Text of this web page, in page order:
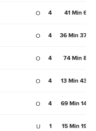
O 4 41 Min
O 4 36 Min
O 4 74 Min
O 4 13 Min
O 4 69 Min
U 1 15 Min